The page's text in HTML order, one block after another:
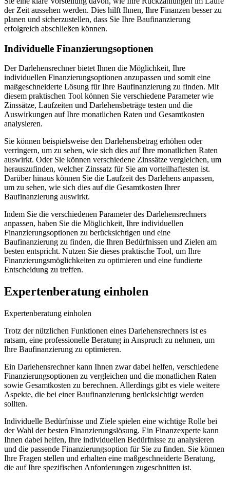
der Zeit aussehen werden. Dies hilft Ihnen, Ihre Finanzen besser zu
planen und sicherzustellen, dass Sie Ihre Baufinanzierung
erfolgreich abschließen können.
Individuelle Finanzierungsoptionen
Der Darlehensrechner bietet Ihnen die Möglichkeit, Ihre
individuellen Finanzierungsoptionen anzupassen und somit eine
maßgeschneiderte Lösung für Ihre Baufinanzierung zu finden. Mit
diesem praktischen Tool können Sie verschiedene Parameter wie
Zinssätze, Laufzeiten und Darlehensbeträge testen und die
Auswirkungen auf Ihre monatlichen Raten und Gesamtkosten
analysieren.
Sie können beispielsweise den Darlehensbetrag erhöhen oder
verringern, um zu sehen, wie sich dies auf Ihre monatlichen Raten
auswirkt. Oder Sie können verschiedene Zinssätze vergleichen, um
herauszufinden, welcher Zinssatz für Sie am vorteilhaftesten ist.
Darüber hinaus können Sie die Laufzeit des Darlehens anpassen,
um zu sehen, wie sich dies auf die Gesamtkosten Ihrer
Baufinanzierung auswirkt.
Indem Sie die verschiedenen Parameter des Darlehensrechners
anpassen, haben Sie die Möglichkeit, Ihre individuellen
Finanzierungsoptionen zu berücksichtigen und eine
Baufinanzierung zu finden, die Ihren Bedürfnissen und Zielen am
besten entspricht. Nutzen Sie dieses praktische Tool, um Ihre
Finanzierungsmöglichkeiten zu optimieren und eine fundierte
Entscheidung zu treffen.
Expertenberatung einholen
Expertenberatung einholen
Trotz der nützlichen Funktionen eines Darlehensrechners ist es
ratsam, eine professionelle Beratung in Anspruch zu nehmen, um
Ihre Baufinanzierung zu optimieren.
Ein Darlehensrechner kann Ihnen zwar dabei helfen, verschiedene
Finanzierungsoptionen zu vergleichen und die monatlichen Raten
sowie Gesamtkosten zu berechnen. Allerdings gibt es viele weitere
Aspekte, die bei einer Baufinanzierung berücksichtigt werden
sollten.
Individuelle Bedürfnisse und Ziele spielen eine wichtige Rolle bei
der Wahl der besten Finanzierungslösung. Ein Finanzexperte kann
Ihnen dabei helfen, Ihre individuellen Bedürfnisse zu analysieren
und die passende Finanzierungsoption für Sie zu finden. Sie können
Ihre Fragen stellen und erhalten eine maßgeschneiderte Beratung,
die auf Ihre spezifischen Anforderungen zugeschnitten ist.